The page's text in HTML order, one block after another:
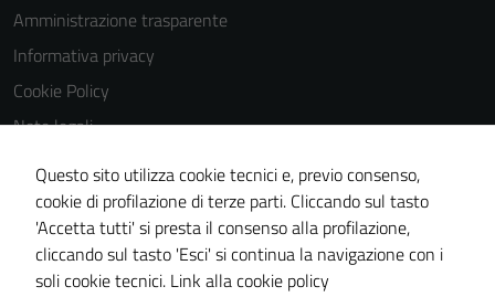
Amministrazione trasparente
Informativa privacy
Cookie Policy
Note legali
Dichiarazione di accessibilità
Piano di miglioramento del sito
Whistleblowing
Questo sito utilizza cookie tecnici e, previo consenso,
cookie di profilazione di terze parti. Cliccando sul tasto
'Accetta tutti' si presta il consenso alla profilazione,
cliccando sul tasto 'Esci' si continua la navigazione con i
soli cookie tecnici. Link alla cookie policy
utilizzati
anche per la
profilazione.
La
disabilitazione